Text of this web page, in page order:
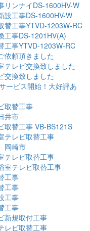
リンナイDS-1600HV-W
設工事DS-1600HV-W
替工事YTVD-1203W-RC
工事DS-1201HV(A)
工事YTVD-1203W-RC
依頼頂きました
テレビ交換致しました
交換致しました
ービス開始！大好評あ
取替工事
井市
取替工事 VB-BS121S
テレビ取替工事
岡崎市
テレビ取替工事
室テレビ取替工事
工事
工事
工事
工事
新規取付工事
レビ取替工事